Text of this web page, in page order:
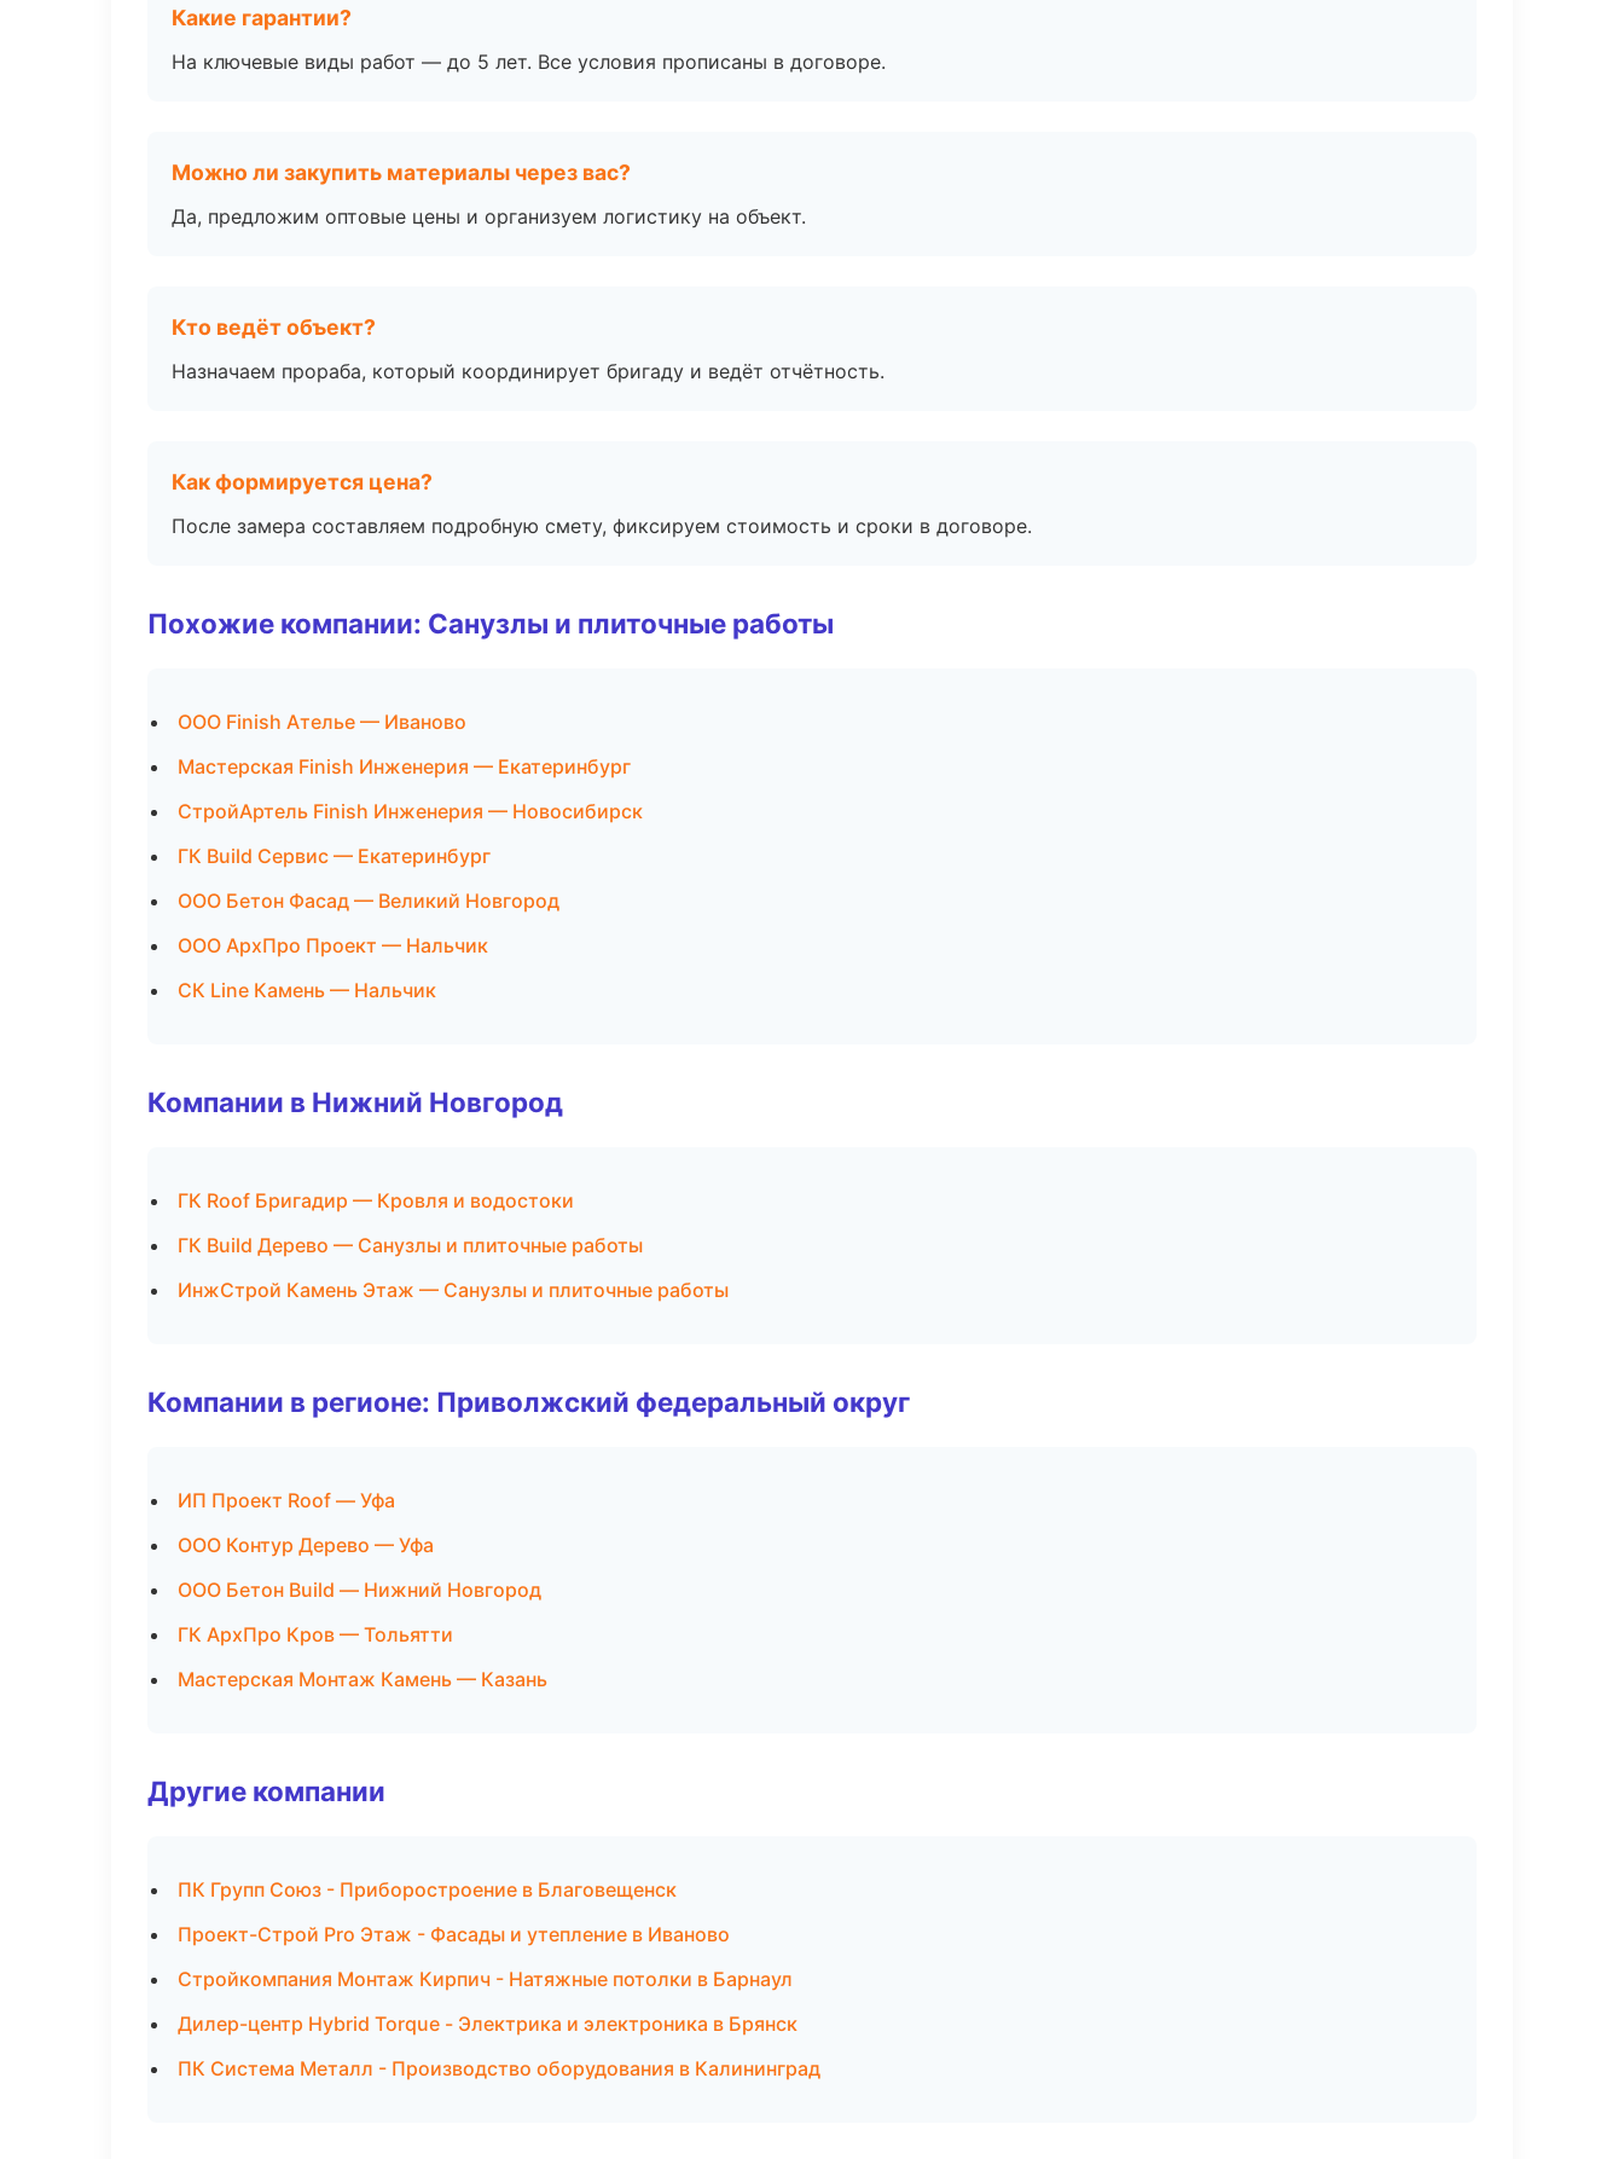
Какие гарантии?
На ключевые виды работ — до 5 лет. Все условия прописаны в договоре.
Можно ли закупить материалы через вас?
Да, предложим оптовые цены и организуем логистику на объект.
Кто ведёт объект?
Назначаем прораба, который координирует бригаду и ведёт отчётность.
Как формируется цена?
После замера составляем подробную смету, фиксируем стоимость и сроки в договоре.
Похожие компании: Санузлы и плиточные работы
ООО Finish Ателье — Иваново
Мастерская Finish Инженерия — Екатеринбург
СтройАртель Finish Инженерия — Новосибирск
ГК Build Сервис — Екатеринбург
ООО Бетон Фасад — Великий Новгород
ООО АрхПро Проект — Нальчик
СК Line Камень — Нальчик
Компании в Нижний Новгород
ГК Roof Бригадир — Кровля и водостоки
ГК Build Дерево — Санузлы и плиточные работы
ИнжСтрой Камень Этаж — Санузлы и плиточные работы
Компании в регионе: Приволжский федеральный округ
ИП Проект Roof — Уфа
ООО Контур Дерево — Уфа
ООО Бетон Build — Нижний Новгород
ГК АрхПро Кров — Тольятти
Мастерская Монтаж Камень — Казань
Другие компании
ПК Групп Союз - Приборостроение в Благовещенск
Проект-Строй Pro Этаж - Фасады и утепление в Иваново
Стройкомпания Монтаж Кирпич - Натяжные потолки в Барнаул
Дилер-центр Hybrid Torque - Электрика и электроника в Брянск
ПК Система Металл - Производство оборудования в Калининград